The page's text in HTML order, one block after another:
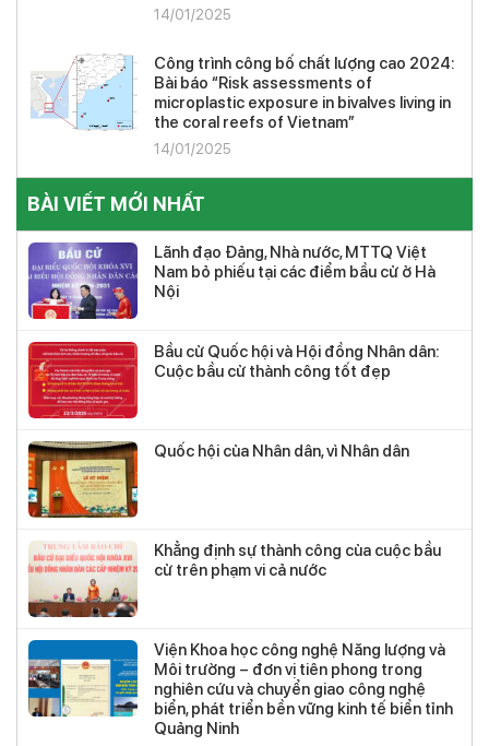
14/01/2025
Công trình công bố chất lượng cao 2024:
Bài báo “Risk assessments of
microplastic exposure in bivalves living in
the coral reefs of Vietnam”
14/01/2025
BÀI VIẾT MỚI NHẤT
Lãnh đạo Đảng, Nhà nước, MTTQ Việt
Nam bỏ phiếu tại các điểm bầu cử ở Hà
Nội
Bầu cử Quốc hội và Hội đồng Nhân dân:
Cuộc bầu cử thành công tốt đẹp
Quốc hội của Nhân dân, vì Nhân dân
Khẳng định sự thành công của cuộc bầu
cử trên phạm vi cả nước
Viện Khoa học công nghệ Năng lượng và
Môi trường – đơn vị tiên phong trong
nghiên cứu và chuyển giao công nghệ
biển, phát triển bền vững kinh tế biển tỉnh
Quảng Ninh